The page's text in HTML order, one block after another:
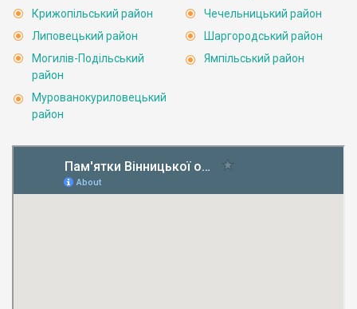
Крижопільський район
Липовецький район
Могилів-Подільський
район
Мурованокуриловецький
район
Чечельницький район
Шаргородський район
Ямпільський район